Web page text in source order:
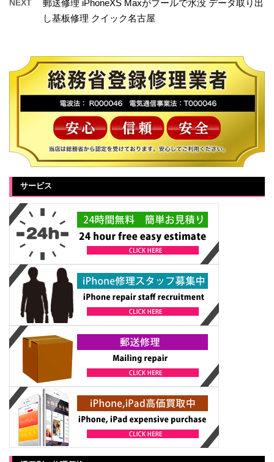
NEXT
郵送修理 iPhoneXS Maxがプールで水没 データ取り出
し基板修理 クイック名古屋
サービス